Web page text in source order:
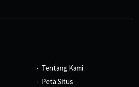
Tentang Kami
Peta Situs